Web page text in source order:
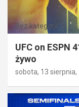
Bez kategorii
UFC on ESPN
żywo
sobota, 13 sierpnia,